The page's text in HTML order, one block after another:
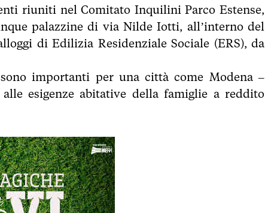
riuniti nel Comitato Inquilini Parco Estense,
palazzine di via Nilde Iotti, all’interno del
di Edilizia Residenziale Sociale (ERS), da
importanti per una città come Modena –
esigenze abitative della famiglie a reddito